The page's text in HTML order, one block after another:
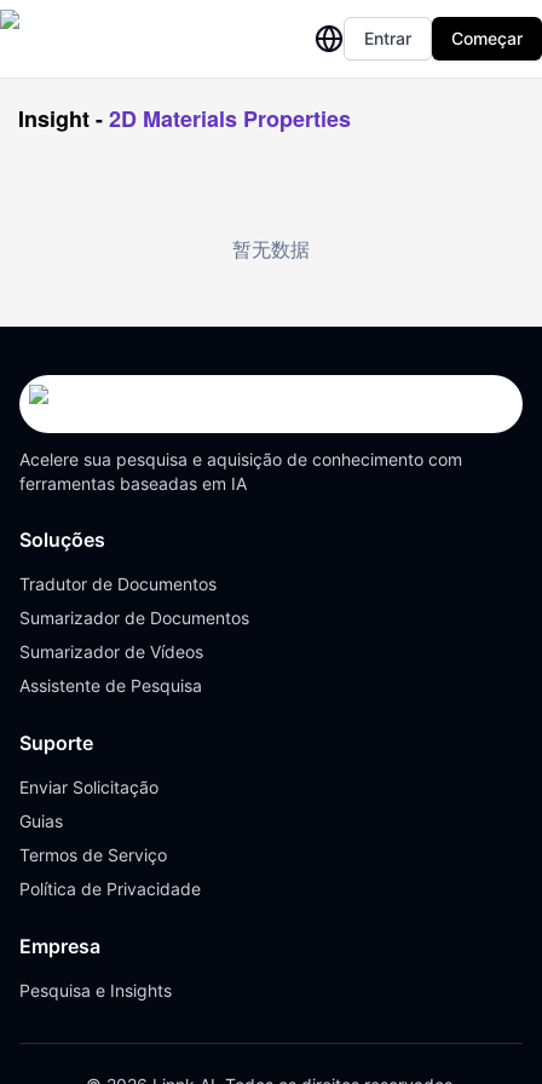
Entrar Começar
Insight-2D Materials Properties
暂无数据
Acelere sua pesquisa e aquisição de conhecimento com
ferramentas baseadas em IA
Soluções
Tradutor de Documentos
Sumarizador de Documentos
Sumarizador de Vídeos
Assistente de Pesquisa
Suporte
Enviar Solicitação
Guias
Termos de Serviço
Política de Privacidade
Empresa
Pesquisa e Insights